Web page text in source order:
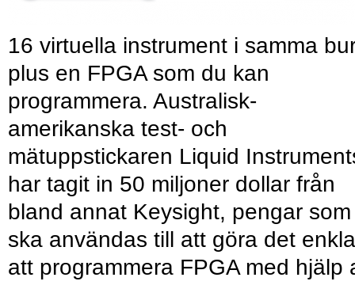
16 virtuella instrument i samma
plus en FPGA som du kan
programmera. Australisk-
amerikanska test- och
mätuppstickaren Liquid
har tagit in 50 miljoner dollar från
bland annat Keysight, pengar som
ska användas till att göra det
att programmera FPGA med hjälp